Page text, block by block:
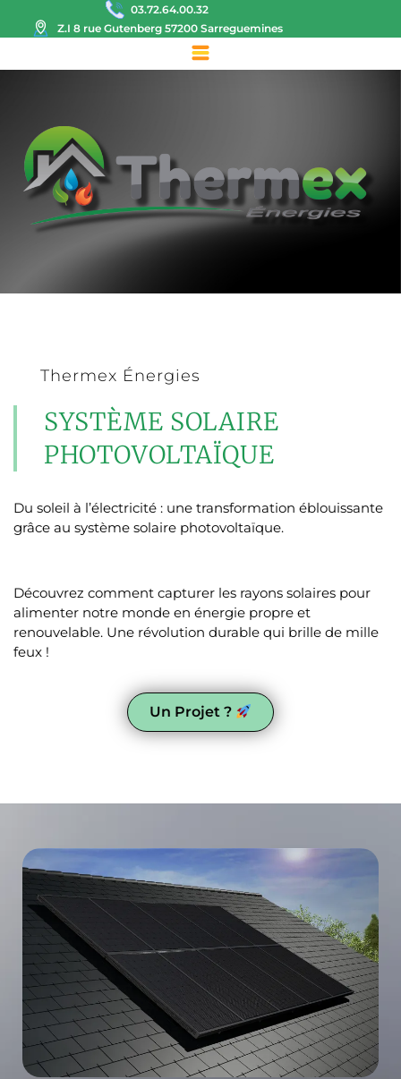
03.72.64.00.32
Z.I 8 rue Gutenberg 57200 Sarreguemines
Thermex Énergies
SYSTÈME SOLAIRE
PHOTOVOLTAÏQUE
Du soleil à l’électricité : une transformation éblouissante
grâce au système solaire photovoltaïque.
Découvrez comment capturer les rayons solaires pour
alimenter notre monde en énergie propre et
renouvelable. Une révolution durable qui brille de mille
feux !
Un Projet ?